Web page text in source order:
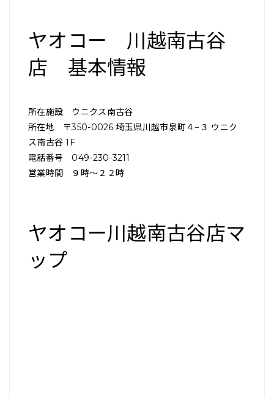
ヤオコー 川越南古谷
店 基本情報
所在施設 ウニクス南古谷
所在地 〒350-0026 埼玉県川越市泉町４−３ ウニク
ス南古谷 1F
電話番号 049-230-3211
営業時間 ９時～２２時
ヤオコー川越南古谷店マ
ップ